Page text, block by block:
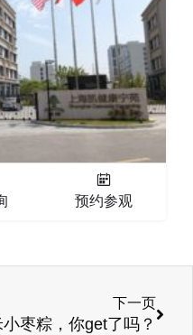
预约参观
下一页
枣粽，你get了吗？